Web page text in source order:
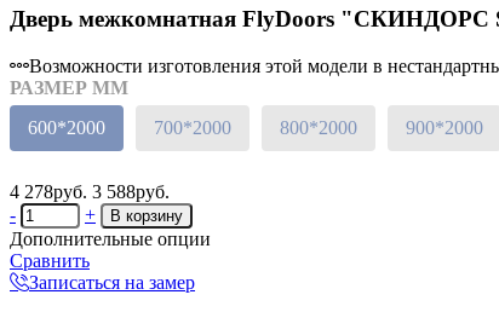
Дверь межкомнатная FlyDoors "СКИНДОРС
Возможности изготовления этой модели в
РАЗМЕР ММ
600*2000
700*2000 800*2000 900*2000
4 278руб. 3 588руб.
-
+
Дополнительные опции
Сравнить
Записаться на замер